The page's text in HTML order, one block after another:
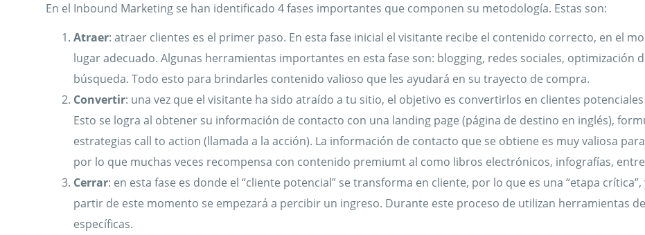
En el Inbound Marketing se han identificado 4 fases importantes que componen su metodología. Estas son:
Atraer: atraer clientes es el primer paso. En esta fase inicial el visitante recibe el contenido correcto, en el
lugar adecuado. Algunas herramientas importantes en esta fase son: blogging, redes sociales, optimización
búsqueda. Todo esto para brindarles contenido valioso que les ayudará en su trayecto de compra.
Convertir: una vez que el visitante ha sido atraído a tu sitio, el objetivo es convertirlos en clientes
Esto se logra al obtener su información de contacto con una landing page (página de destino en inglés),
estrategias call to action (llamada a la acción). La información de contacto que se obtiene es muy valiosa
por lo que muchas veces recompensa con contenido premiumt al como libros electrónicos, infografías,
Cerrar: en esta fase es donde el “cliente potencial” se transforma en cliente, por lo que es una “etapa crítica”,
partir de este momento se empezará a percibir un ingreso. Durante este proceso de utilizan herramientas
específicas.